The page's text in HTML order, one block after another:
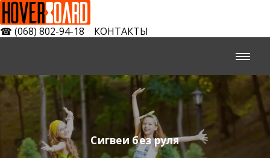
☎ (068) 802-94-18 КОНТАКТЫ
Cигвеи без руля